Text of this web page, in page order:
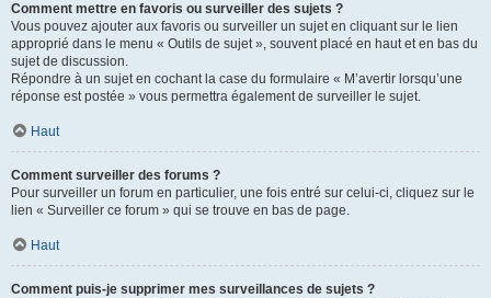
Comment mettre en favoris ou surveiller des sujets ?
Vous pouvez ajouter aux favoris ou surveiller un sujet en cliquant sur le lien
approprié dans le menu « Outils de sujet », souvent placé en haut et en bas du
sujet de discussion.
Répondre à un sujet en cochant la case du formulaire « M’avertir lorsqu’une
réponse est postée » vous permettra également de surveiller le sujet.
Haut
Comment surveiller des forums ?
Pour surveiller un forum en particulier, une fois entré sur celui-ci, cliquez sur le
lien « Surveiller ce forum » qui se trouve en bas de page.
Haut
Comment puis-je supprimer mes surveillances de sujets ?